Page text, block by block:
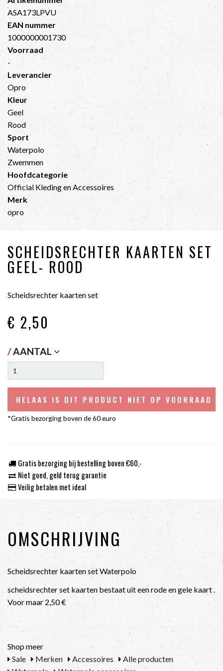
ASA173LPVU
EAN nummer
1000000001730
Voorraad
-
Leverancier
Opro
Kleur
Geel
Rood
Sport
Waterpolo
Zwemmen
Hoofdcategorie
Official Kleding en Accessoires
Merk
opro
SCHEIDSRECHTER KAARTEN SET
GEEL- ROOD
Scheidsrechter kaarten set
€ 2,50
/AANTAL
HELAAS IS DIT PRODUCT NIET OP VOORRAAD
*Gratis bezorging boven de 60 euro
Gratis bezorging bij bestelling boven €60,-
Niet goed, geld terug garantie
Veilig betalen met ideal
OMSCHRIJVING
Scheidsrechter kaarten set Waterpolo
scheidsrechter set kaarten bestaat uit een rode en gele kaart .
Voor maar 2,50 €
Shop meer
Sale
Merken Accessoires
Alle producten